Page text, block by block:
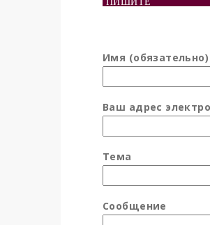
Имя (обязательно)
Ваш адрес
Тема
Сообщение